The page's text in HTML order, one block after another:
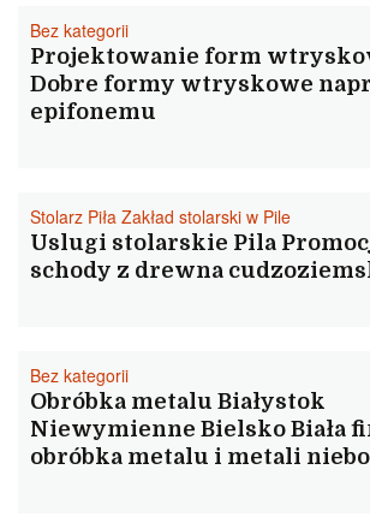
Bez kategorii
Projektowanie form
Dobre formy wtryskowe
epifonemu
Stolarz Piła Zakład stolarski w Pile
Uslugi stolarskie Pila
schody z drewna
Bez kategorii
Obróbka metalu Białystok
Niewymienne Bielsko Biała
obróbka metalu i metali